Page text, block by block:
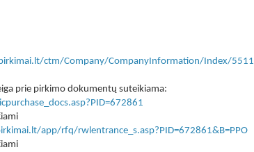
ctm/Company/CompanyInformation/Index/5511
prie pirkimo dokumentų suteikiama:
app/rfq/rwlentrance_s.asp?PID=672861&B=PPO